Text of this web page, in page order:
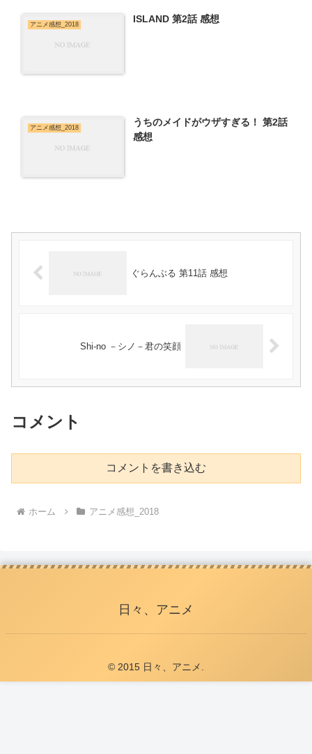
アニメ感想_2018 ISLAND 第2話 感想
アニメ感想_2018
うちのメイドがウザすぎる！ 第2話
感想
ぐらんぶる 第11話 感想
Shi-no －シノ－君の笑顔
コメント
コメントを書き込む
ホーム アニメ感想_2018
日々、アニメ
© 2015 日々、アニメ.